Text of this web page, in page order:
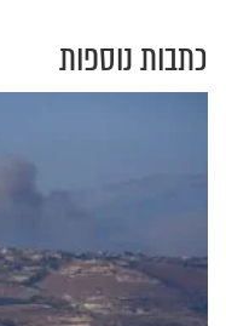
כתבות נוספות